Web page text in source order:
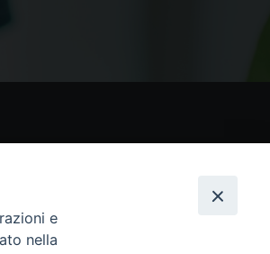
e
nella